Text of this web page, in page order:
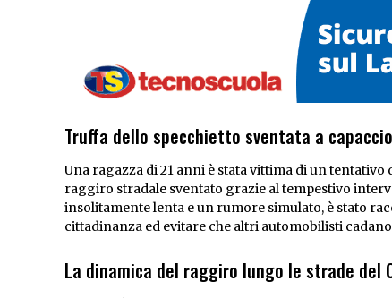
Truffa dello specchietto sventata a
Una ragazza di 21 anni è stata vittima di un
raggiro stradale sventato grazie al tempestivo
insolitamente lenta e un rumore simulato, è stato
cittadinanza ed evitare che altri automobilisti
La dinamica del raggiro lungo le strade del